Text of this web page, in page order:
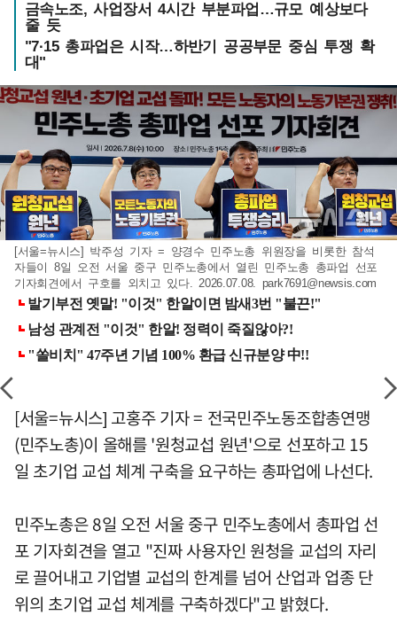
금속노조, 사업장서 4시간 부분파업…규모 예상보다
줄 듯
"7·15 총파업은 시작…하반기 공공부문 중심 투쟁 확
대"
[서울=뉴시스] 박주성 기자 = 양경수 민주노총 위원장을 비롯한 참석
자들이 8일 오전 서울 중구 민주노총에서 열린 민주노총 총파업 선포
기자회견에서 구호를 외치고 있다. 2026.07.08. park7691@newsis.com
[서울=뉴시스] 고홍주 기자 = 전국민주노동조합총연맹
(민주노총)이 올해를 '원청교섭 원년'으로 선포하고 15
일 초기업 교섭 체계 구축을 요구하는 총파업에 나선다.
민주노총은 8일 오전 서울 중구 민주노총에서 총파업 선
포 기자회견을 열고 "진짜 사용자인 원청을 교섭의 자리
로 끌어내고 기업별 교섭의 한계를 넘어 산업과 업종 단
위의 초기업 교섭 체계를 구축하겠다"고 밝혔다.